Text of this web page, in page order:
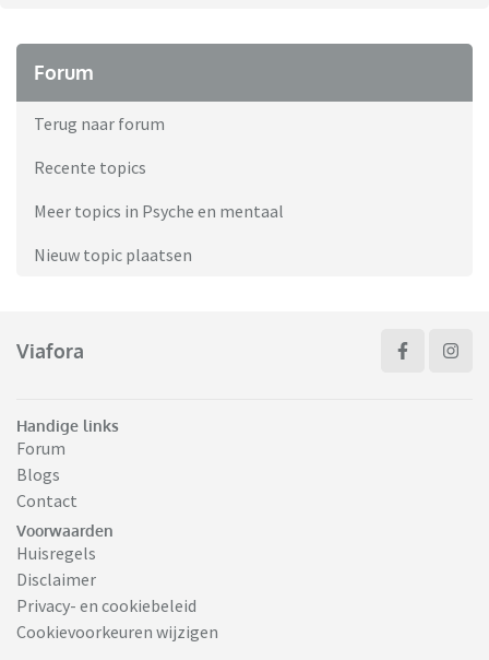
Forum
Terug naar forum
Recente topics
Meer topics in Psyche en mentaal
Nieuw topic plaatsen
Viafora
Handige links
Forum
Blogs
Contact
Voorwaarden
Huisregels
Disclaimer
Privacy- en cookiebeleid
Cookievoorkeuren wijzigen